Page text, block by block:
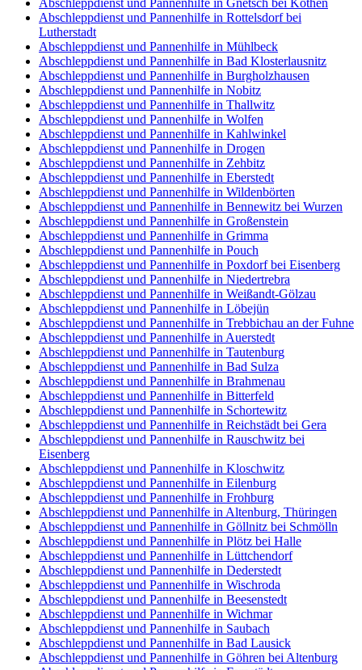
Abschleppdienst und Pannenhilfe in Gnetsch bei Köthen
Abschleppdienst und Pannenhilfe in Rottelsdorf bei
Lutherstadt
Abschleppdienst und Pannenhilfe in Mühlbeck
Abschleppdienst und Pannenhilfe in Bad Klosterlausnitz
Abschleppdienst und Pannenhilfe in Burgholzhausen
Abschleppdienst und Pannenhilfe in Nobitz
Abschleppdienst und Pannenhilfe in Thallwitz
Abschleppdienst und Pannenhilfe in Wolfen
Abschleppdienst und Pannenhilfe in Kahlwinkel
Abschleppdienst und Pannenhilfe in Drogen
Abschleppdienst und Pannenhilfe in Zehbitz
Abschleppdienst und Pannenhilfe in Eberstedt
Abschleppdienst und Pannenhilfe in Wildenbörten
Abschleppdienst und Pannenhilfe in Bennewitz bei Wurzen
Abschleppdienst und Pannenhilfe in Großenstein
Abschleppdienst und Pannenhilfe in Grimma
Abschleppdienst und Pannenhilfe in Pouch
Abschleppdienst und Pannenhilfe in Poxdorf bei Eisenberg
Abschleppdienst und Pannenhilfe in Niedertrebra
Abschleppdienst und Pannenhilfe in Weißandt-Gölzau
Abschleppdienst und Pannenhilfe in Löbejün
Abschleppdienst und Pannenhilfe in Trebbichau an der Fuhne
Abschleppdienst und Pannenhilfe in Auerstedt
Abschleppdienst und Pannenhilfe in Tautenburg
Abschleppdienst und Pannenhilfe in Bad Sulza
Abschleppdienst und Pannenhilfe in Brahmenau
Abschleppdienst und Pannenhilfe in Bitterfeld
Abschleppdienst und Pannenhilfe in Schortewitz
Abschleppdienst und Pannenhilfe in Reichstädt bei Gera
Abschleppdienst und Pannenhilfe in Rauschwitz bei
Eisenberg
Abschleppdienst und Pannenhilfe in Kloschwitz
Abschleppdienst und Pannenhilfe in Eilenburg
Abschleppdienst und Pannenhilfe in Frohburg
Abschleppdienst und Pannenhilfe in Altenburg, Thüringen
Abschleppdienst und Pannenhilfe in Göllnitz bei Schmölln
Abschleppdienst und Pannenhilfe in Plötz bei Halle
Abschleppdienst und Pannenhilfe in Lüttchendorf
Abschleppdienst und Pannenhilfe in Dederstedt
Abschleppdienst und Pannenhilfe in Wischroda
Abschleppdienst und Pannenhilfe in Beesenstedt
Abschleppdienst und Pannenhilfe in Wichmar
Abschleppdienst und Pannenhilfe in Saubach
Abschleppdienst und Pannenhilfe in Bad Lausick
Abschleppdienst und Pannenhilfe in Göhren bei Altenburg